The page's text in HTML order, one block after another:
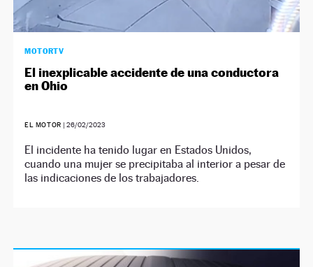
MOTORTV
El inexplicable accidente de una conductora
en Ohio
EL MOTOR |26/02/2023
El incidente ha tenido lugar en Estados Unidos,
cuando una mujer se precipitaba al interior a pesar de
las indicaciones de los trabajadores.